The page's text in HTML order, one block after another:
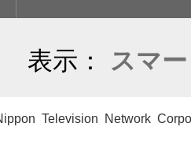
表示： スマ
Television Network